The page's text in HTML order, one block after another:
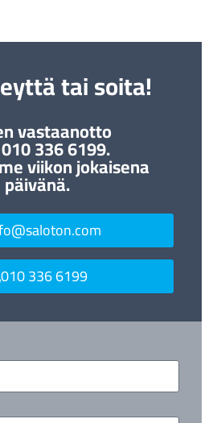
tai soita!
vastaanotto
336 6199.
viikon jokaisena
päivänä.
010 336 6199